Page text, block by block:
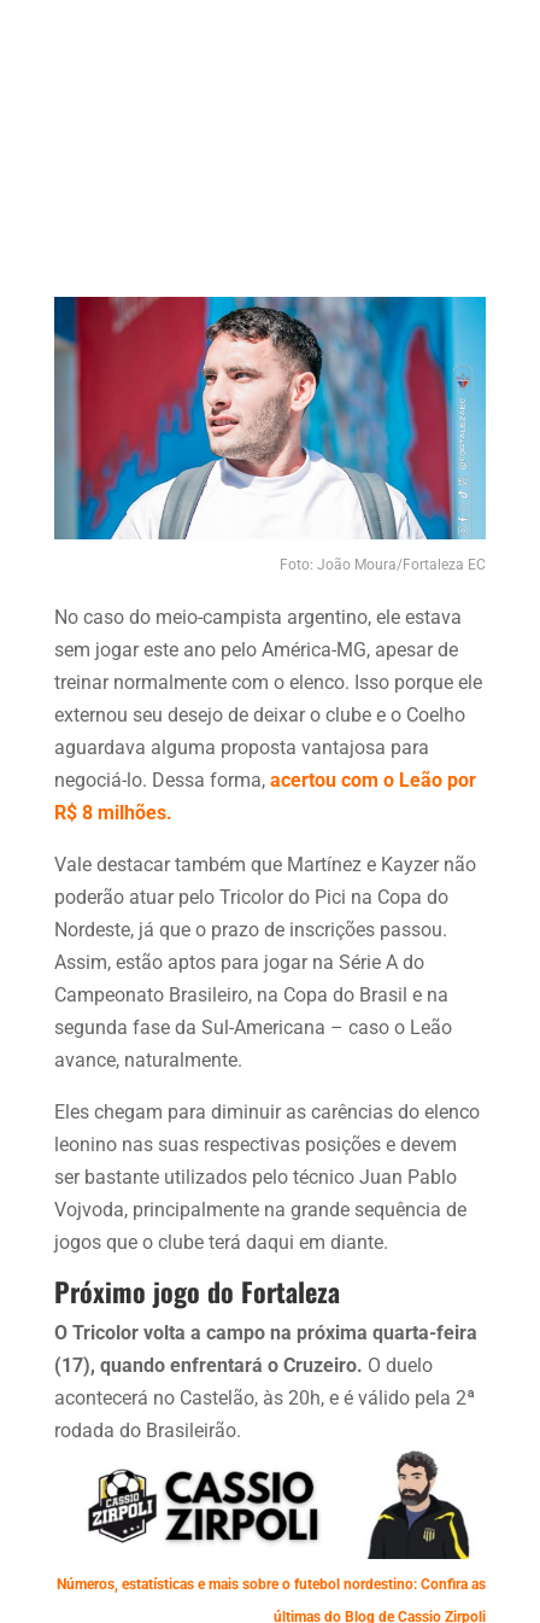
Foto: João Moura/Fortaleza EC
No caso do meio-campista argentino, ele estava
sem jogar este ano pelo América-MG, apesar de
treinar normalmente com o elenco. Isso porque ele
externou seu desejo de deixar o clube e o Coelho
aguardava alguma proposta vantajosa para
negociá-lo. Dessa forma, acertou com o Leão por
R$ 8 milhões.
Vale destacar também que Martínez e Kayzer não
poderão atuar pelo Tricolor do Pici na Copa do
Nordeste, já que o prazo de inscrições passou.
Assim, estão aptos para jogar na Série A do
Campeonato Brasileiro, na Copa do Brasil e na
segunda fase da Sul-Americana – caso o Leão
avance, naturalmente.
Eles chegam para diminuir as carências do elenco
leonino nas suas respectivas posições e devem
ser bastante utilizados pelo técnico Juan Pablo
Vojvoda, principalmente na grande sequência de
jogos que o clube terá daqui em diante.
Próximo jogo do Fortaleza
O Tricolor volta a campo na próxima quarta-feira
(17), quando enfrentará o Cruzeiro. O duelo
acontecerá no Castelão, às 20h, e é válido pela 2ª
rodada do Brasileirão.
Números, estatísticas e mais sobre o futebol nordestino: Confira as
últimas do Blog de Cassio Zirpoli